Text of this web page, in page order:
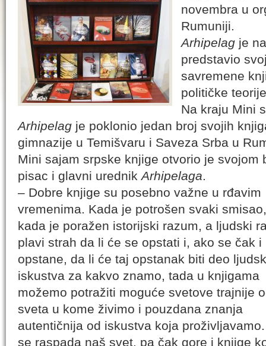
novembra u
Rumuniji.
Arhipelag je
predstavio
savremene
političke
Na kraju Mini
Arhipelag je poklonio jedan broj svojih
gimnazije u Temišvaru i Saveza Srba u
Mini sajam srpske knjige otvorio je svojom
pisac i glavni urednikArhipelaga.
– Dobre knjige su posebno važne u rđavim
vremenima. Kada je potrošen svaki smisao,
kada je poražen istorijski razum, a ljudski
plavi strah da li će se opstati i, ako se čak i
opstane, da li će taj opstanak biti deo
iskustva za kakvo znamo, tada u knjigama
možemo potražiti moguće svetove trajnije
sveta u kome živimo i pouzdana znanja
autentičnija od iskustva koja
se raspada naš svet, pa čak gore i knjige